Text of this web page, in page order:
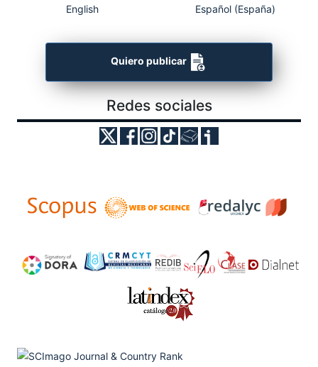
English Español (España)
Quiero publicar
Redes sociales